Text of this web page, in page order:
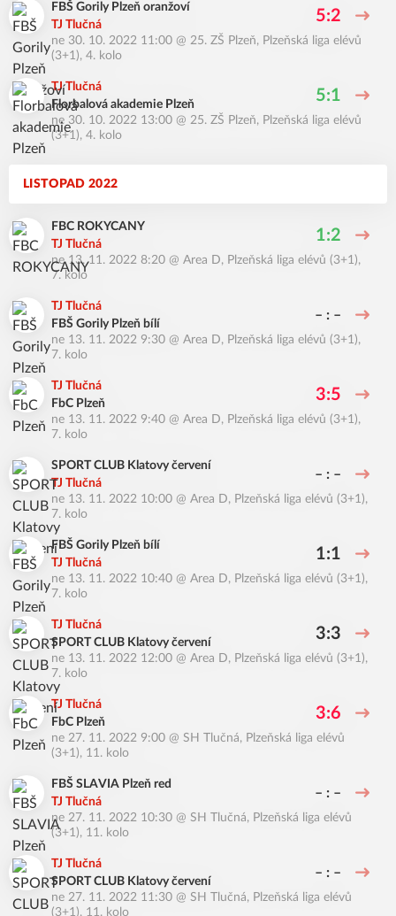
FBŠ Gorily Plzeň oranžoví
TJ Tlučná
5:2
ne 30. 10. 2022 11:00 @ 25. ZŠ Plzeň, Plzeňská liga elévů
(3+1), 4. kolo
TJ Tlučná
Florbalová akademie Plzeň
5:1
ne 30. 10. 2022 13:00 @ 25. ZŠ Plzeň, Plzeňská liga elévů
(3+1), 4. kolo
LISTOPAD 2022
FBC ROKYCANY
TJ Tlučná
1:2
ne 13. 11. 2022 8:20 @ Area D, Plzeňská liga elévů (3+1),
7. kolo
TJ Tlučná
FBŠ Gorily Plzeň bílí
– : –
ne 13. 11. 2022 9:30 @ Area D, Plzeňská liga elévů (3+1),
7. kolo
TJ Tlučná
FbC Plzeň
3:5
ne 13. 11. 2022 9:40 @ Area D, Plzeňská liga elévů (3+1),
7. kolo
SPORT CLUB Klatovy červení
TJ Tlučná
– : –
ne 13. 11. 2022 10:00 @ Area D, Plzeňská liga elévů (3+1),
7. kolo
FBŠ Gorily Plzeň bílí
TJ Tlučná
1:1
ne 13. 11. 2022 10:40 @ Area D, Plzeňská liga elévů (3+1),
7. kolo
TJ Tlučná
SPORT CLUB Klatovy červení
3:3
ne 13. 11. 2022 12:00 @ Area D, Plzeňská liga elévů (3+1),
7. kolo
TJ Tlučná
FbC Plzeň
3:6
ne 27. 11. 2022 9:00 @ SH Tlučná, Plzeňská liga elévů
(3+1), 11. kolo
FBŠ SLAVIA Plzeň red
TJ Tlučná
– : –
ne 27. 11. 2022 10:30 @ SH Tlučná, Plzeňská liga elévů
(3+1), 11. kolo
TJ Tlučná
SPORT CLUB Klatovy červení
– : –
ne 27. 11. 2022 11:30 @ SH Tlučná, Plzeňská liga elévů
(3+1), 11. kolo